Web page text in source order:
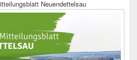
Neuendettelsau